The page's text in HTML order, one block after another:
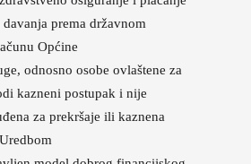
prema državnom
Općine
odnosno osobe ovlaštene za
kazneni postupak i nije
za prekršaje ili kaznena